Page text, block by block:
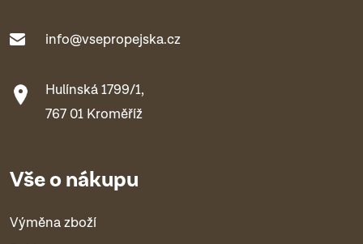
info@vsepropejska.cz
Hulínská 1799/1,
767 01 Kroměříž
Vše o nákupu
Výměna zboží